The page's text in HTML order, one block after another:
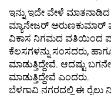
ಇನ್ನು ಇದೇ ವೇಳೆ
ಮ್ಯಾನೇಜರ್ ಅರುಣಕುಮಾರ್
ವಿಕಾಸ ನಿಗಮದ ವತಿಯಿಂದ
ಕೆಲಸಗಳನ್ನು ಸಂಸದರು,
ಮಾಡುತ್ತಿದ್ದೇವೆ. ಆದಷ್ಟು
ಮಾಡುತ್ತಿದ್ದೇವೆ ಎಂದರು.
ಬೆಳಗಾವಿ ನಗರದಲ್ಲಿ ಈ ರೈಲು